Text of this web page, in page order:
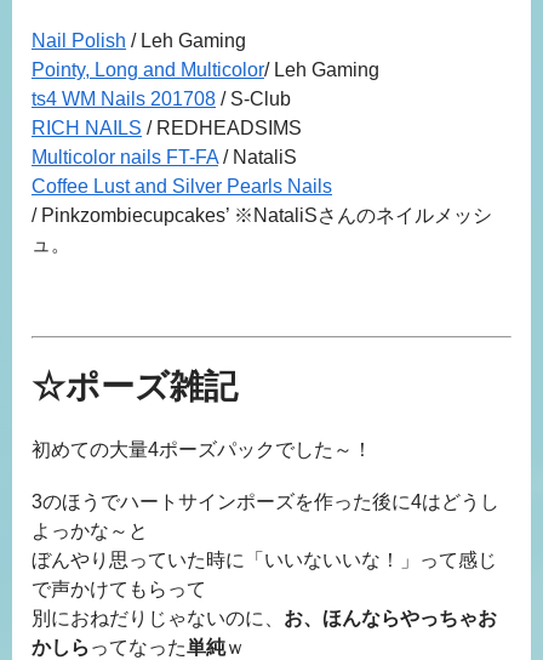
Nail Polish / Leh Gaming
Pointy, Long and Multicolor/ Leh Gaming
ts4 WM Nails 201708 / S-Club
RICH NAILS / REDHEADSIMS
Multicolor nails FT-FA / NataliS
Coffee Lust and Silver Pearls Nails
/ Pinkzombiecupcakes’ ※NataliSさんのネイルメッシ
ュ。
☆ポーズ雑記
初めての大量4ポーズパックでした～！
3のほうでハートサインポーズを作った後に4はどうし
よっかな～と
ぼんやり思っていた時に「いいないいな！」って感じ
で声かけてもらって
別におねだりじゃないのに、 お、ほんならやっちゃお
かしら ってなった単純ｗ